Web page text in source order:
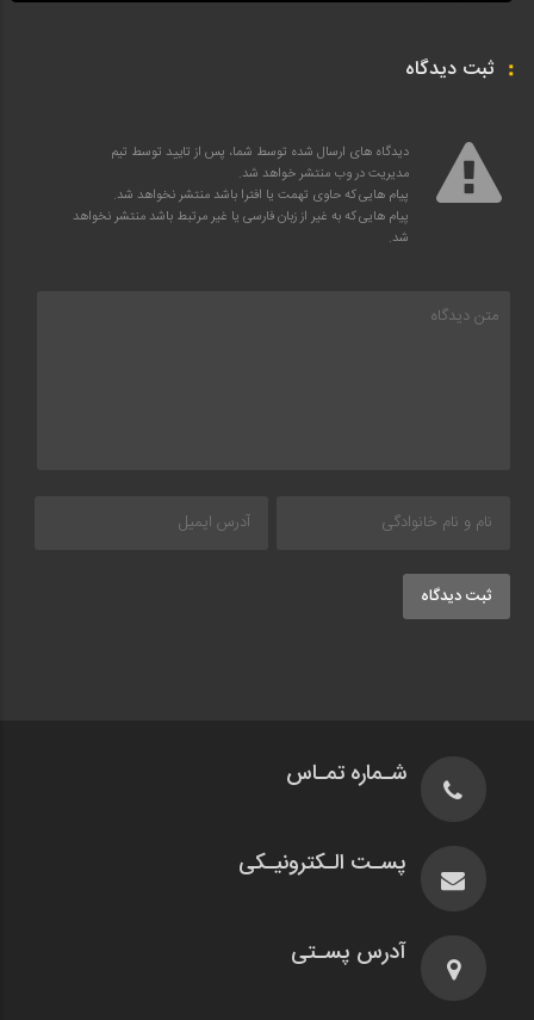
ثبت دیدگاه
دیدگاه های ارسال شده توسط شما، پس از تایید توسط تیم
مدیریت در وب منتشر خواهد شد.
پیام هایی که حاوی تهمت یا افترا باشد منتشر نخواهد شد.
پیام هایی که به غیر از زبان فارسی یا غیر مرتبط باشد منتشر نخواهد
شد.
ثبت دیدگاه
شـماره تمـاس
پسـت الـکترونیـکی
آدرس پسـتی